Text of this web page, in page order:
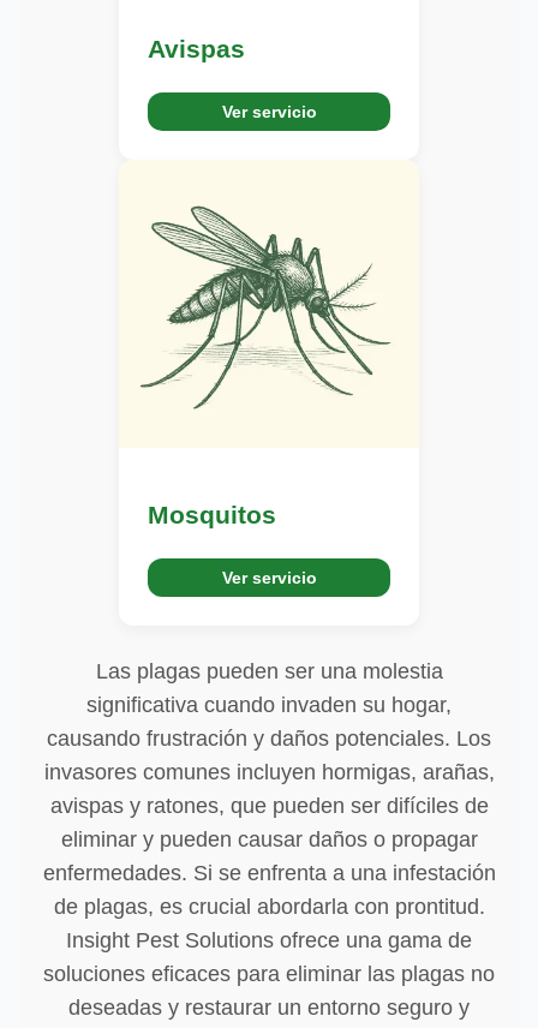
Avispas
Ver servicio
Mosquitos
Ver servicio
Las plagas pueden ser una molestia
significativa cuando invaden su hogar,
causando frustración y daños potenciales. Los
invasores comunes incluyen hormigas, arañas,
avispas y ratones, que pueden ser difíciles de
eliminar y pueden causar daños o propagar
enfermedades. Si se enfrenta a una infestación
de plagas, es crucial abordarla con prontitud.
Insight Pest Solutions ofrece una gama de
soluciones eficaces para eliminar las plagas no
deseadas y restaurar un entorno seguro y